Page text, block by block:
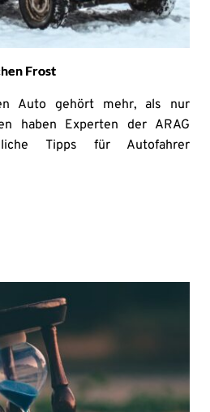
Frost
Auto gehört mehr, als nur
haben Experten der ARAG
Tipps für Autofahrer